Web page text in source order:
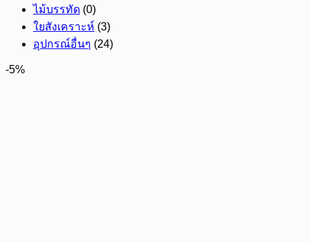
ไม้บรรทัด (0)
ใยสังเคราะห์ (3)
อุปกรณ์อื่นๆ (24)
-5%